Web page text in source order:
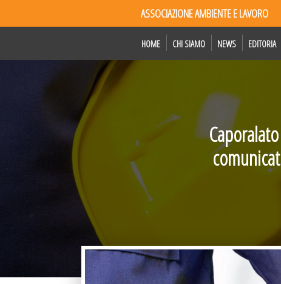
ASSOCIAZIONE AMBIENTE E LAVORO
HOME CHI SIAMO NEWS EDITORIA